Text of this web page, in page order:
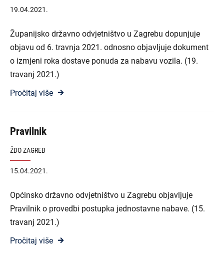
19.04.2021.
Županijsko državno odvjetništvo u Zagrebu dopunjuje
objavu od 6. travnja 2021. odnosno objavljuje dokument
o izmjeni roka dostave ponuda za nabavu vozila. (19.
travanj 2021.)
Pročitaj više
Pravilnik
ŽDO ZAGREB
15.04.2021.
Općinsko državno odvjetništvo u Zagrebu objavljuje
Pravilnik o provedbi postupka jednostavne nabave. (15.
travanj 2021.)
Pročitaj više